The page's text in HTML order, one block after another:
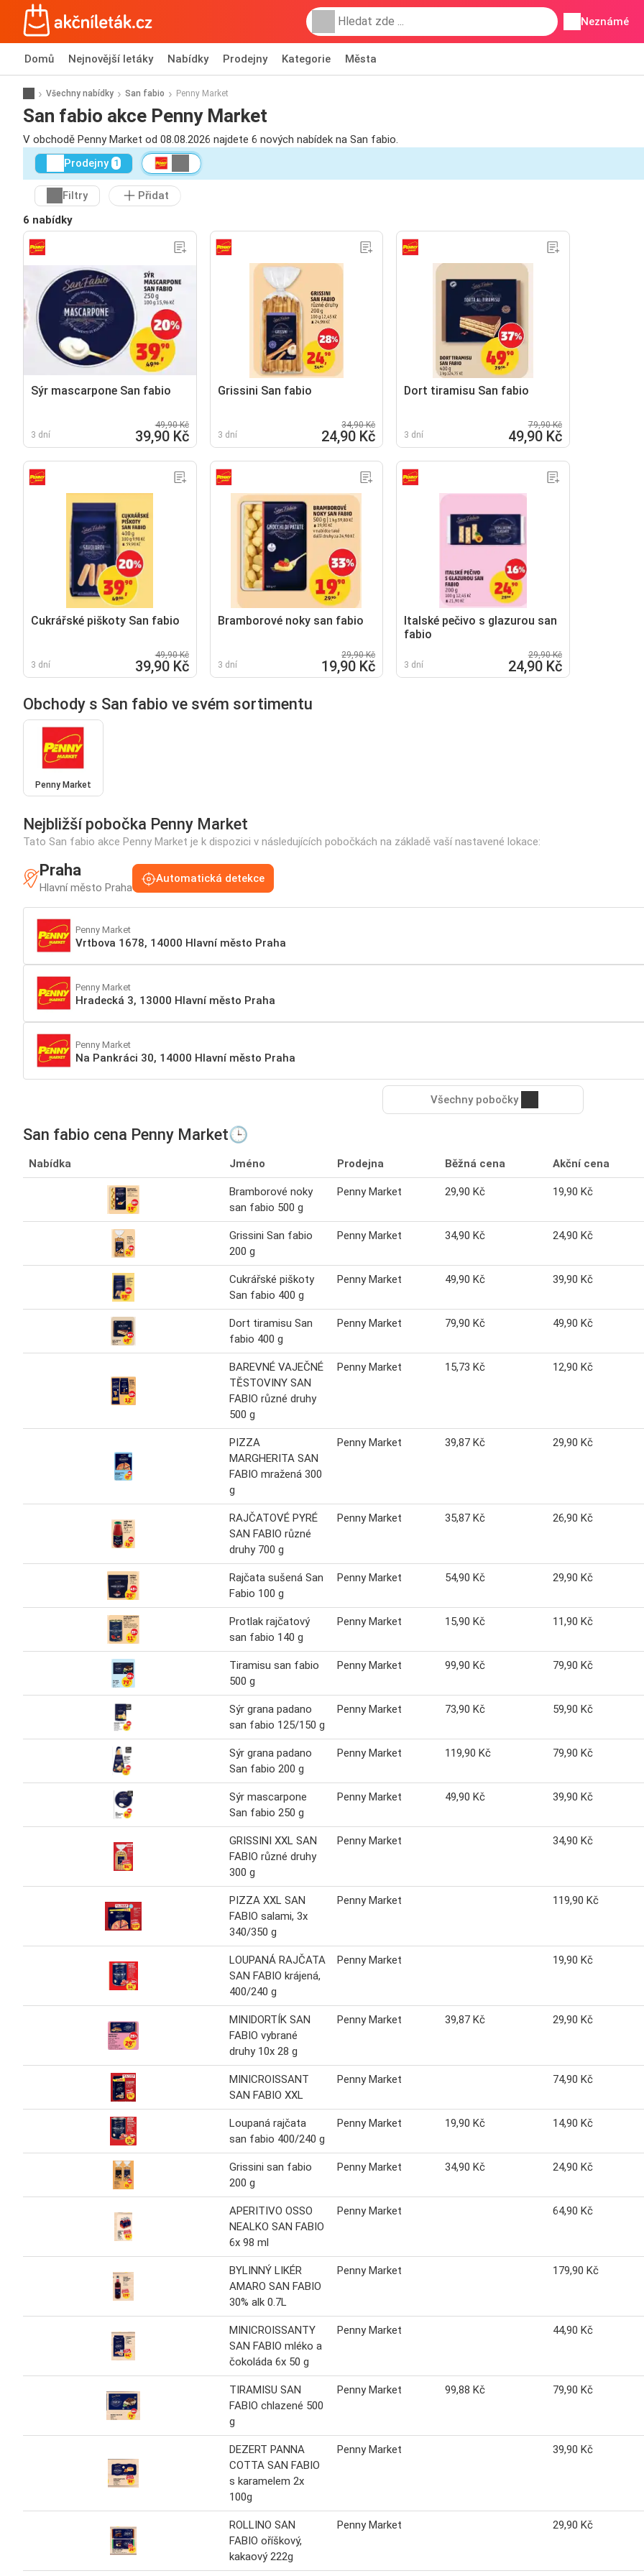
Neznámé
Domů Nejnovější letáky Nabídky Prodejny Kategorie Města
Všechny nabídky San fabio Penny Market
San fabio akce Penny Market
V obchodě Penny Market od 08.08.2026 najdete 6 nových nabídek na San fabio.
Prodejny 1
Filtry
Přidat
6 nabídky
Sýr mascarpone San fabio
3 dní
49,90 Kč
39,90 Kč
Grissini San fabio
3 dní
34,90 Kč
24,90 Kč
Dort tiramisu San fabio
3 dní
79,90 Kč
49,90 Kč
Cukrářské piškoty San fabio
3 dní
49,90 Kč
39,90 Kč
Bramborové noky san fabio
3 dní
29,90 Kč
19,90 Kč
Italské pečivo s glazurou san
fabio
3 dní
29,90 Kč
24,90 Kč
Obchody s San fabio ve svém sortimentu
Penny Market
Nejbližší pobočka Penny Market
Tato San fabio akce Penny Market je k dispozici v následujících pobočkách na základě vaší nastavené lokace:
Praha
Hlavní město Praha
Automatická detekce
Penny Market
Vrtbova 1678, 14000 Hlavní město Praha
Penny Market
Hradecká 3, 13000 Hlavní město Praha
Penny Market
Na Pankráci 30, 14000 Hlavní město Praha
Všechny pobočky
San fabio cena Penny Market🕒
Nabídka Jméno Prodejna Běžná cena Akční cena
Bramborové noky
san fabio 500 g
Penny Market 29,90 Kč 19,90 Kč
Grissini San fabio
200 g
Penny Market 34,90 Kč 24,90 Kč
Cukrářské piškoty
San fabio 400 g
Penny Market 49,90 Kč 39,90 Kč
Dort tiramisu San
fabio 400 g
Penny Market 79,90 Kč 49,90 Kč
BAREVNÉ VAJEČNÉ
TĚSTOVINY SAN
FABIO různé druhy
500 g
Penny Market 15,73 Kč 12,90 Kč
PIZZA
MARGHERITA SAN
FABIO mražená 300
g
Penny Market 39,87 Kč 29,90 Kč
RAJČATOVÉ PYRÉ
SAN FABIO různé
druhy 700 g
Penny Market 35,87 Kč 26,90 Kč
Rajčata sušená San
Fabio 100 g
Penny Market 54,90 Kč 29,90 Kč
Protlak rajčatový
san fabio 140 g
Penny Market 15,90 Kč 11,90 Kč
Tiramisu san fabio
500 g
Penny Market 99,90 Kč 79,90 Kč
Sýr grana padano
san fabio 125/150 g
Penny Market 73,90 Kč 59,90 Kč
Sýr grana padano
San fabio 200 g
Penny Market 119,90 Kč 79,90 Kč
Sýr mascarpone
San fabio 250 g
Penny Market 49,90 Kč 39,90 Kč
GRISSINI XXL SAN
FABIO různé druhy
300 g
Penny Market 34,90 Kč
PIZZA XXL SAN
FABIO salami, 3x
340/350 g
Penny Market 119,90 Kč
LOUPANÁ RAJČATA
SAN FABIO krájená,
400/240 g
Penny Market 19,90 Kč
MINIDORTÍK SAN
FABIO vybrané
druhy 10x 28 g
Penny Market 39,87 Kč 29,90 Kč
MINICROISSANT
SAN FABIO XXL
Penny Market 74,90 Kč
Loupaná rajčata
san fabio 400/240 g
Penny Market 19,90 Kč 14,90 Kč
Grissini san fabio
200 g
Penny Market 34,90 Kč 24,90 Kč
APERITIVO OSSO
NEALKO SAN FABIO
6x 98 ml
Penny Market 64,90 Kč
BYLINNÝ LIKÉR
AMARO SAN FABIO
30% alk 0.7L
Penny Market 179,90 Kč
MINICROISSANTY
SAN FABIO mléko a
čokoláda 6x 50 g
Penny Market 44,90 Kč
TIRAMISU SAN
FABIO chlazené 500
g
Penny Market 99,88 Kč 79,90 Kč
DEZERT PANNA
COTTA SAN FABIO
s karamelem 2x
100g
Penny Market 39,90 Kč
ROLLINO SAN
FABIO oříškový,
kakaový 222g
Penny Market 29,90 Kč